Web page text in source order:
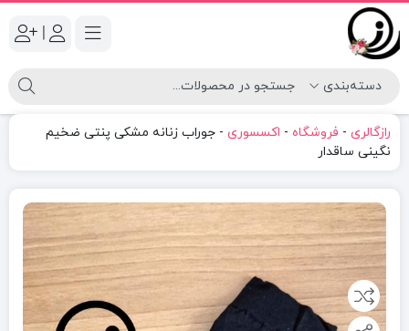
|
رازگالری - فروشگاه - اکسسوری - جوراب زنانه مشکی پنتی ضخیم
نگینی ساقدار